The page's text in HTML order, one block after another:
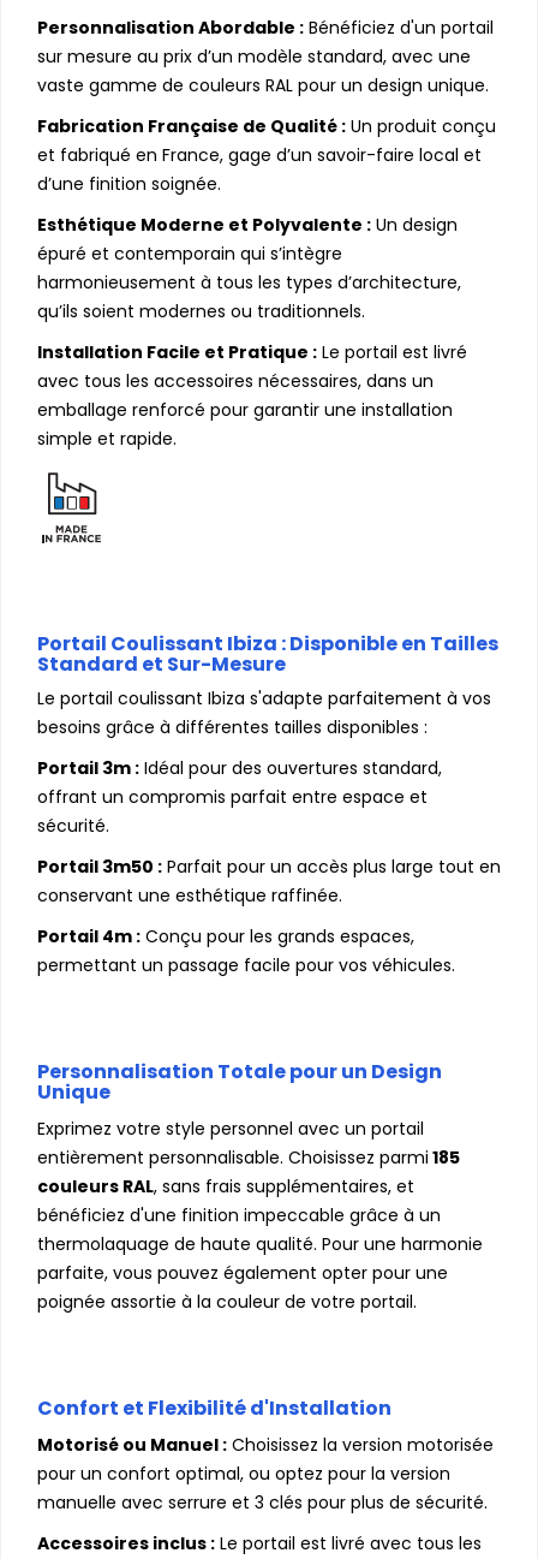
Personnalisation Abordable : Bénéficiez d'un portail
sur mesure au prix d’un modèle standard, avec une
vaste gamme de couleurs RAL pour un design unique.
Fabrication Française de Qualité : Un produit conçu
et fabriqué en France, gage d’un savoir-faire local et
d’une finition soignée.
Esthétique Moderne et Polyvalente : Un design
épuré et contemporain qui s’intègre
harmonieusement à tous les types d’architecture,
qu’ils soient modernes ou traditionnels.
Installation Facile et Pratique : Le portail est livré
avec tous les accessoires nécessaires, dans un
emballage renforcé pour garantir une installation
simple et rapide.
Portail Coulissant Ibiza : Disponible en Tailles
Standard et Sur-Mesure
Le portail coulissant Ibiza s'adapte parfaitement à vos
besoins grâce à différentes tailles disponibles :
Portail 3m : Idéal pour des ouvertures standard,
offrant un compromis parfait entre espace et
sécurité.
Portail 3m50 : Parfait pour un accès plus large tout en
conservant une esthétique raffinée.
Portail 4m : Conçu pour les grands espaces,
permettant un passage facile pour vos véhicules.
Personnalisation Totale pour un Design
Unique
Exprimez votre style personnel avec un portail
entièrement personnalisable. Choisissez parmi 185
couleurs RAL, sans frais supplémentaires, et
bénéficiez d'une finition impeccable grâce à un
thermolaquage de haute qualité. Pour une harmonie
parfaite, vous pouvez également opter pour une
poignée assortie à la couleur de votre portail.
Confort et Flexibilité d'Installation
Motorisé ou Manuel : Choisissez la version motorisée
pour un confort optimal, ou optez pour la version
manuelle avec serrure et 3 clés pour plus de sécurité.
Accessoires inclus : Le portail est livré avec tous les